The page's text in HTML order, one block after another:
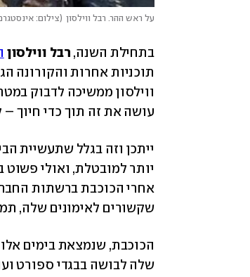
על ראש ההר. רבל ווילסון (צילום:
בתחילת השנה, רבל ווילסון
עושה את זה תוך כדי חיוך
שקשורים לאימונים שלה,